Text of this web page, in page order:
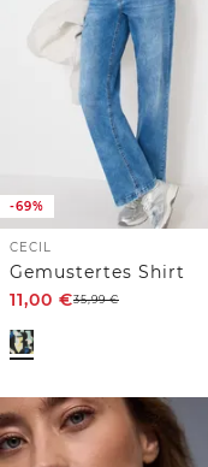
-69%
CECIL
Gemustertes Shirt
11,00 €35,99€